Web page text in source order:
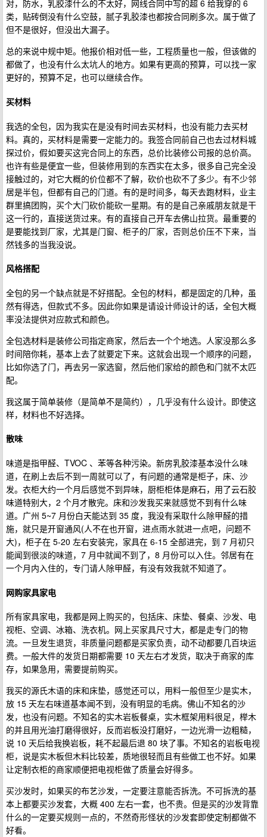
对，防水，乳胶漆什么的不太好，网线合同中写的超 6 给我穿的 6
类，贴砖倒没有什么空鼓，腻子乳胶漆也都按合同刷多次。属于做了
但不是很好，但没出大漏子。
总的来说中规中矩。他报价相对低一些，工程质量也一般，但该做的
都做了，也没有什么太坑人的地方。如果有更高的预算，可以找一家
更好的，预算不足，也可以继续合作。
买材料
我选的全包，因为我实在是没有时间去买材料，也没有能力去买材
料。真的，买材料是需要一定能力的。我签合同前自己也去过材料城
探过价，假如要买这完合同上的东西，总价比装修公司报的总价高。
也许有些是便宜一些，但装修用到的东西实在太多，很多自己完全没
接触过的，对它大概的价位都不了解，砍价也砍不了多少。有不少邻
居是半包，但都有自己的门道。有的是时间多，每天去跑材料，业主
群里搞团购，买个大门砍价能砍一星期。有的是自己亲戚朋友就是干
这一行的，直接送货过来。有的直接自己开车去佛山拉货。最重要的
是要能找到厂家，尤其是门窗、柜子的厂家，否则总价压不下来，当
然钱多的当我没说。
风格搭配
全包的另一个缺点就是不好搭配。全包的材料，都是固定的几种，虽
然有得选，但款式不多。因此你如果是请设计师设计的话，全包大概
率没法提供对应款式和颜色。
全包选材料是装修公司指定商家，然后去一个个地选。人家没那么多
时间陪你耗，基本上去了就要定下来。这就会出现一个顺序的问题，
比如你选了门，再去另一家选窗，然后他们家给的颜色和门就不太匹
配。
我这属于简单装修（是简单不是简约），几乎没有什么设计。即使这
样，材料也不好选择。
散味
味道是指甲醛、TVOC 、苯等各种污染。新房乳胶漆基本没什么味
道，在刷上去后不到一周就可以了，有问题的通常是柜子，床、沙
发。衣柜大约一个月后感觉不到异味，厨柜柜体是麻石，用了云石胶
味道特别大，2 个月才散完。床和沙发我买来就感觉不到有什么味
道。广州 5~7 月份白天能达到 35 度，我没有采取什么除甲醛的措
施，就只是开窗通风(人不在也开窗，进点雨水就进一点吧，问题不
大)，柜子在 5-20 左右安装完，家具在 6-15 全部进完，到 7 月初只
能闻到很淡的味道，7 月中就闻不到了，8 月份可以入住。邻居有在
一个月内入住的，专门请人除甲醛，有没有效我就不知道了。
网购家具家电
所有家具家电，我都是网上购买的，包括床、床垫、餐桌、沙发、电
视柜、空调、冰箱、洗衣机。网上买家具尺寸大，都是走专门的物
流。一旦发生退货，非质量问题都是买家负责，动不动都要几百块运
费。一般大件的发货日期都需要 10 天左右才发货，取决于商家的库
存，如果急用，需要提前购买。
我买的源氏木语的床和床垫，感觉还可以，用料一般但至少是实木，
放 15 天左右味道基本闻不到，没有明显的毛病。佛山不知名的沙
发，也没有问题。不知名的实木岩板餐桌，实木框架用料很足，榉木
的并且用光油打磨得很好，反而岩板没打磨好，一边光滑一边粗糙，
说 10 天后给我换岩板，耗不起最后退 80 块了事。不知名的岩板电视
柜，说是实木板但木料比较差，质地很轻而且有些做工也不好。如果
让定制衣柜的商家顺便把电视柜做了质量会好得多。
买沙发时，如果买的布艺沙发，一定要注意能否拆洗。不可拆洗的基
本上都要买沙发套，大概 400 左右一套，也不贵。但是买的沙发背靠
什么的一定要买规则一点的，不然奇形怪状的沙发套即使定制都做不
好看。